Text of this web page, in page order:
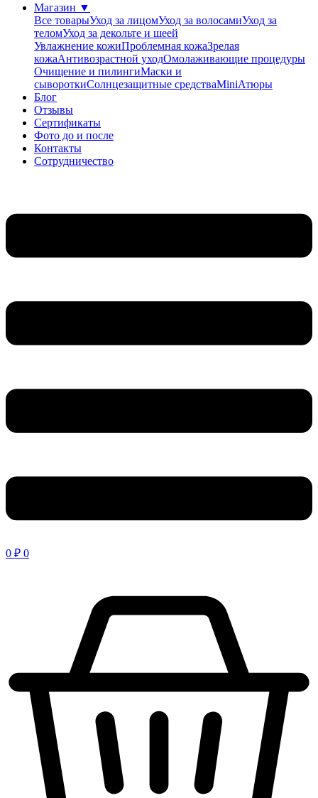
Магазин ▼
Все товарыУход за лицомУход за волосамиУход за
теломУход за декольте и шеей
Увлажнение кожиПроблемная кожаЗрелая
кожаАнтивозрастной уходОмолаживающие процедуры
Очищение и пилингиМаски и
сывороткиСолнцезащитные средстваMiniАтюры
Блог
Отзывы
Сертификаты
Фото до и после
Контакты
Сотрудничество
0 ₽ 0